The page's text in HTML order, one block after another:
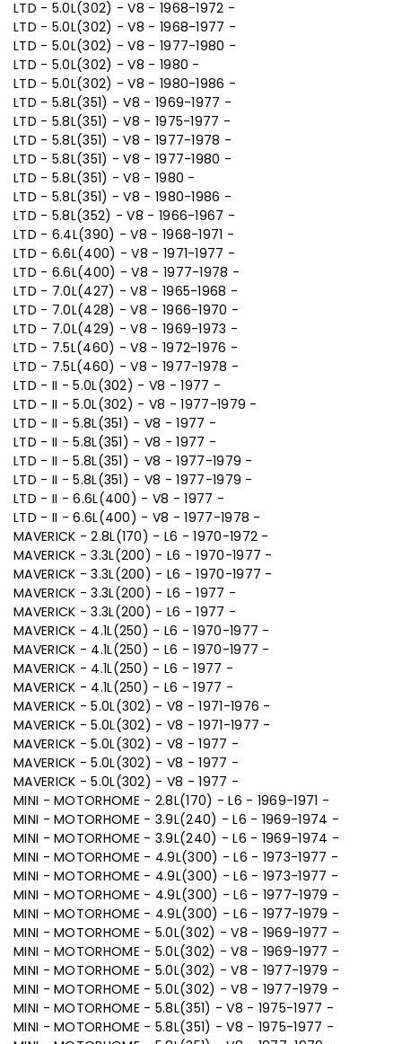
LTD - 5.0L(302) - V8 - 1968-1972 -
LTD - 5.0L(302) - V8 - 1968-1977 -
LTD - 5.0L(302) - V8 - 1977-1980 -
LTD - 5.0L(302) - V8 - 1980 -
LTD - 5.0L(302) - V8 - 1980-1986 -
LTD - 5.8L(351) - V8 - 1969-1977 -
LTD - 5.8L(351) - V8 - 1975-1977 -
LTD - 5.8L(351) - V8 - 1977-1978 -
LTD - 5.8L(351) - V8 - 1977-1980 -
LTD - 5.8L(351) - V8 - 1980 -
LTD - 5.8L(351) - V8 - 1980-1986 -
LTD - 5.8L(352) - V8 - 1966-1967 -
LTD - 6.4L(390) - V8 - 1968-1971 -
LTD - 6.6L(400) - V8 - 1971-1977 -
LTD - 6.6L(400) - V8 - 1977-1978 -
LTD - 7.0L(427) - V8 - 1965-1968 -
LTD - 7.0L(428) - V8 - 1966-1970 -
LTD - 7.0L(429) - V8 - 1969-1973 -
LTD - 7.5L(460) - V8 - 1972-1976 -
LTD - 7.5L(460) - V8 - 1977-1978 -
LTD - II - 5.0L(302) - V8 - 1977 -
LTD - II - 5.0L(302) - V8 - 1977-1979 -
LTD - II - 5.8L(351) - V8 - 1977 -
LTD - II - 5.8L(351) - V8 - 1977 -
LTD - II - 5.8L(351) - V8 - 1977-1979 -
LTD - II - 5.8L(351) - V8 - 1977-1979 -
LTD - II - 6.6L(400) - V8 - 1977 -
LTD - II - 6.6L(400) - V8 - 1977-1978 -
MAVERICK - 2.8L(170) - L6 - 1970-1972 -
MAVERICK - 3.3L(200) - L6 - 1970-1977 -
MAVERICK - 3.3L(200) - L6 - 1970-1977 -
MAVERICK - 3.3L(200) - L6 - 1977 -
MAVERICK - 3.3L(200) - L6 - 1977 -
MAVERICK - 4.1L(250) - L6 - 1970-1977 -
MAVERICK - 4.1L(250) - L6 - 1970-1977 -
MAVERICK - 4.1L(250) - L6 - 1977 -
MAVERICK - 4.1L(250) - L6 - 1977 -
MAVERICK - 5.0L(302) - V8 - 1971-1976 -
MAVERICK - 5.0L(302) - V8 - 1971-1977 -
MAVERICK - 5.0L(302) - V8 - 1977 -
MAVERICK - 5.0L(302) - V8 - 1977 -
MAVERICK - 5.0L(302) - V8 - 1977 -
MINI - MOTORHOME - 2.8L(170) - L6 - 1969-1971 -
MINI - MOTORHOME - 3.9L(240) - L6 - 1969-1974 -
MINI - MOTORHOME - 3.9L(240) - L6 - 1969-1974 -
MINI - MOTORHOME - 4.9L(300) - L6 - 1973-1977 -
MINI - MOTORHOME - 4.9L(300) - L6 - 1973-1977 -
MINI - MOTORHOME - 4.9L(300) - L6 - 1977-1979 -
MINI - MOTORHOME - 4.9L(300) - L6 - 1977-1979 -
MINI - MOTORHOME - 5.0L(302) - V8 - 1969-1977 -
MINI - MOTORHOME - 5.0L(302) - V8 - 1969-1977 -
MINI - MOTORHOME - 5.0L(302) - V8 - 1977-1979 -
MINI - MOTORHOME - 5.0L(302) - V8 - 1977-1979 -
MINI - MOTORHOME - 5.8L(351) - V8 - 1975-1977 -
MINI - MOTORHOME - 5.8L(351) - V8 - 1975-1977 -